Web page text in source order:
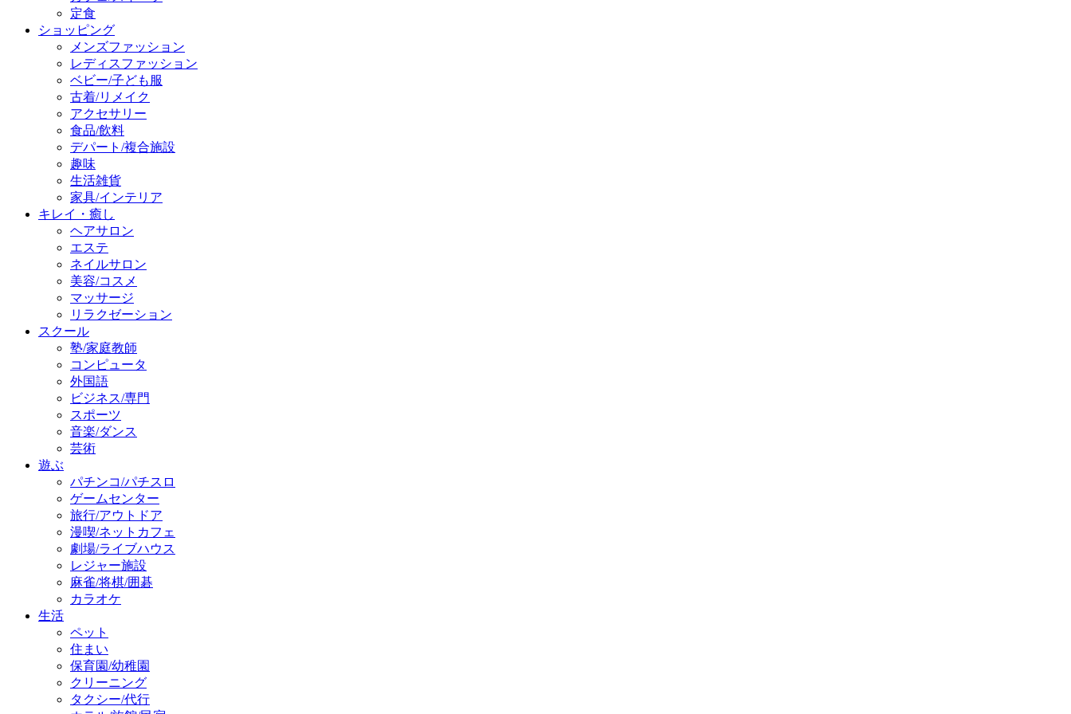
定食
ショッピング
メンズファッション
レディスファッション
ベビー/子ども服
古着/リメイク
アクセサリー
食品/飲料
デパート/複合施設
趣味
生活雑貨
家具/インテリア
キレイ・癒し
ヘアサロン
エステ
ネイルサロン
美容/コスメ
マッサージ
リラクゼーション
スクール
塾/家庭教師
コンピュータ
外国語
ビジネス/専門
スポーツ
音楽/ダンス
芸術
遊ぶ
パチンコ/パチスロ
ゲームセンター
旅行/アウトドア
漫喫/ネットカフェ
劇場/ライブハウス
レジャー施設
麻雀/将棋/囲碁
カラオケ
生活
ペット
住まい
保育園/幼稚園
クリーニング
タクシー/代行